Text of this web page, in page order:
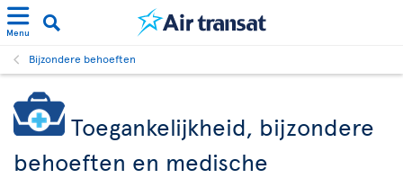
Menu
Bijzondere behoeften
Toegankelijkheid, bijzondere
behoeften en medische